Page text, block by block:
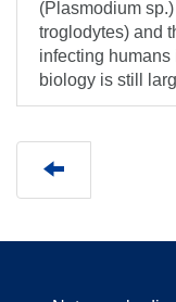
(Plasmodium
troglodytes) and
infecting
biology is still